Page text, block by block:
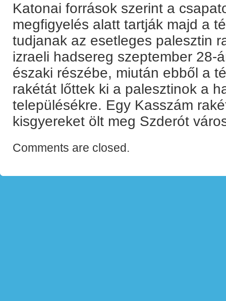
Katonai források szerint a
megfigyelés alatt tartják majd a
tudjanak az esetleges palesztin
izraeli hadsereg szeptember 28-
északi részébe, miután ebből a
rakétát lőttek ki a palesztinok a
településékre. Egy Kasszám
kisgyereket ölt meg Szderót
Comments are closed.